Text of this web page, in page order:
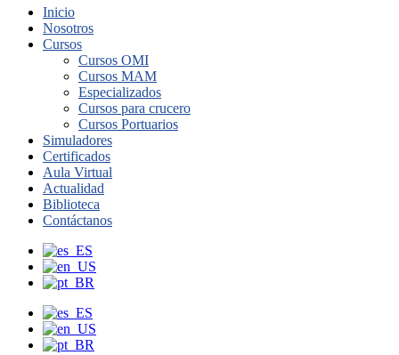
Inicio
Nosotros
Cursos
Cursos OMI
Cursos MAM
Especializados
Cursos para crucero
Cursos Portuarios
Simuladores
Certificados
Aula Virtual
Actualidad
Biblioteca
Contáctanos